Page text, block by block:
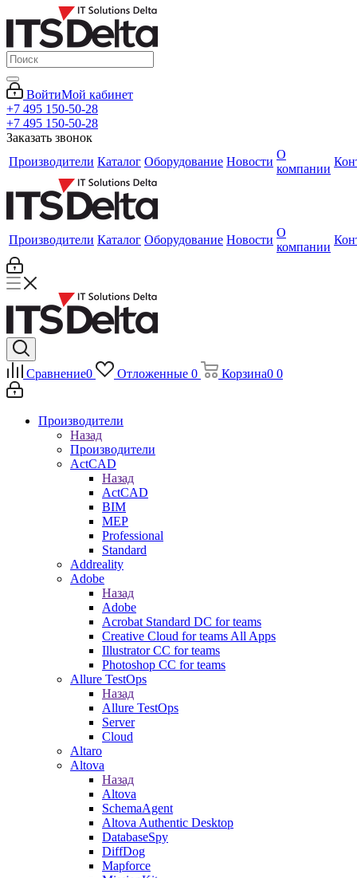
ВойтиМой кабинет
+7 495 150-50-28
+7 495 150-50-28
Заказать звонок
Производители Каталог Оборудование Новости
О
компании
Производители Каталог Оборудование Новости
О
компании
Сравнение0 Отложенные 0 Корзина0 0
Производители
Назад
Производители
ActCAD
Назад
ActCAD
BIM
MEP
Professional
Standard
Addreality
Adobe
Назад
Adobe
Acrobat Standard DC for teams
Creative Cloud for teams All Apps
Illustrator CC for teams
Photoshop CC for teams
Allure TestOps
Назад
Allure TestOps
Server
Cloud
Altaro
Altova
Назад
Altova
SchemaAgent
Altova Authentic Desktop
DatabaseSpy
DiffDog
Mapforce